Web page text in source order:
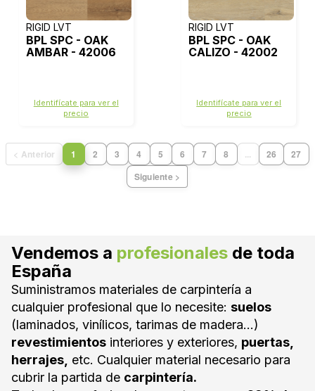
RIGID LVT
BPL SPC - OAK
AMBAR - 42006
Identifícate para ver el
precio
RIGID LVT
BPL SPC - OAK
CALIZO - 42002
Identifícate para ver el
precio
< Anterior 1 2 3 4 5 6 7 8 ... 26
27
Siguiente >
Vendemos a profesionales de toda
España
Suministramos materiales de carpintería a
cualquier profesional que lo necesite: suelos
(laminados, vinílicos, tarimas de madera...)
revestimientos interiores y exteriores, puertas,
herrajes, etc. Cualquier material necesario para
cubrir la partida de carpintería.